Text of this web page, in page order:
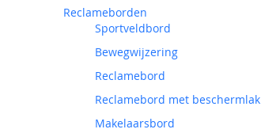
Reclameborden
Sportveldbord
Bewegwijzering
Reclamebord
Reclamebord met beschermlak
Makelaarsbord